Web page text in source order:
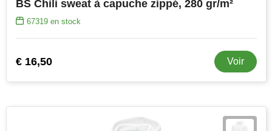
BS Chili sweat à capuche zippé, 280 gr/m²
67319en stock
€ 16,50 Voir